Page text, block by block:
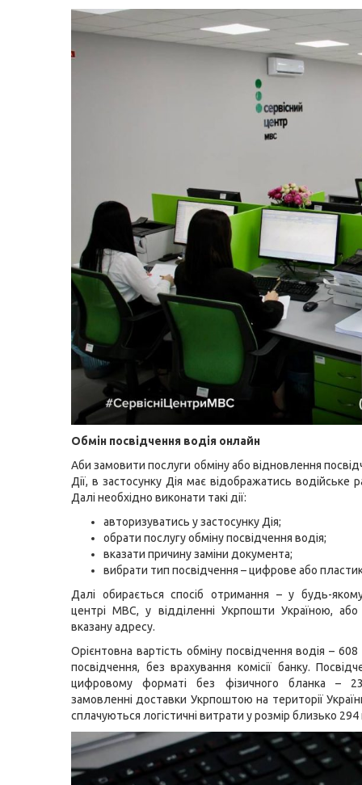
Обмін посвідчення водія онлайн
Аби замовити послуги обміну або відновлення
Дії, в застосунку Дія має відображатись водійське
Далі необхідно виконати такі дії:
авторизуватись у застосунку Дія;
обрати послугу обміну посвідчення водія;
вказати причину заміни документа;
вибрати тип посвідчення – цифрове або
Далі обирається спосіб отримання – у будь-
центрі МВС, у відділенні Укрпошти Україною, або
вказану адресу.
Орієнтовна вартість обміну посвідчення водія –
посвідчення, без врахування комісії банку.
цифровому форматі без фізичного бланка –
замовленні доставки Укрпоштою на території
сплачуються логістичні витрати у розмір близько 294